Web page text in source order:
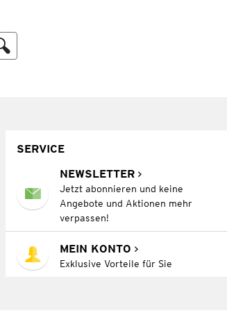
SERVICE
NEWSLETTER
Jetzt abonnieren und keine
Angebote und Aktionen mehr
verpassen!
MEIN KONTO
Exklusive Vorteile für Sie